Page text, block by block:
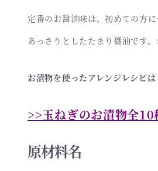
定番のお醤油味は、初めての方に
あっさりとしたたまり醤油です
お漬物を使ったアレンジレシピは
>>玉ねぎのお漬物全10
原材料名